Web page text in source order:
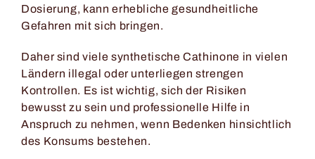
Dosierung, kann erhebliche gesundheitliche
Gefahren mit sich bringen.
Daher sind viele synthetische Cathinone in vielen
Ländern illegal oder unterliegen strengen
Kontrollen. Es ist wichtig, sich der Risiken
bewusst zu sein und professionelle Hilfe in
Anspruch zu nehmen, wenn Bedenken hinsichtlich
des Konsums bestehen.